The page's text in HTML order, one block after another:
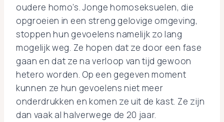
oudere homo’s. Jonge homoseksuelen, die
opgroeien in een streng gelovige omgeving,
stoppen hun gevoelens namelijk zo lang
mogelijk weg. Ze hopen dat ze door een fase
gaan en dat ze na verloop van tijd gewoon
hetero worden. Op een gegeven moment
kunnen ze hun gevoelens niet meer
onderdrukken en komen ze uit de kast. Ze zijn
dan vaak al halverwege de 20 jaar.